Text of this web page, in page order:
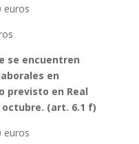
euros
se encuentren
en
previsto en Real
octubre. (art. 6.1 f)
euros